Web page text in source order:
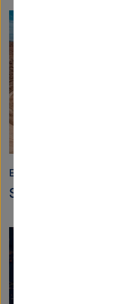
Erde und Umwelt
Saubere